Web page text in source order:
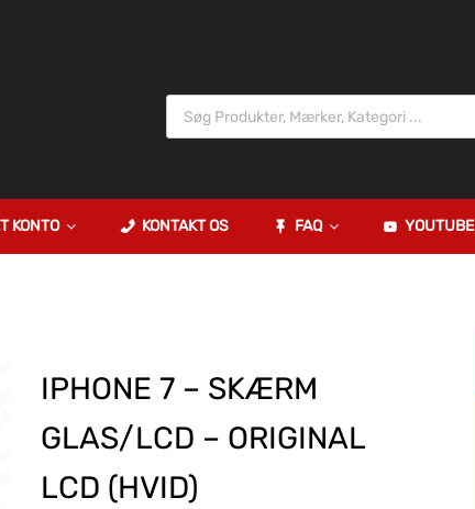
KONTO KONTAKT OS FAQ YOUTUBE
IPHONE 7 – SKÆRM
GLAS/LCD – ORIGINAL
LCD (HVID)